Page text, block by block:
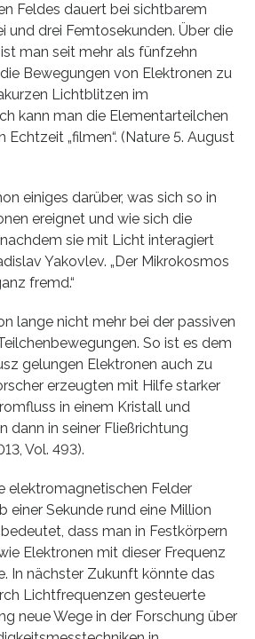
Feldes dauert bei sichtbarem
und drei Femtosekunden. Über die
man seit mehr als fünfzehn
Bewegungen von Elektronen zu
Lichtblitzen im
kann man die Elementarteilchen
„filmen“. (Nature 5. August
einiges darüber, was sich so in
ereignet und wie sich die
sie mit Licht interagiert
Yakovlev. „Der Mikrokosmos
fremd.“
lange nicht mehr bei der passiven
So ist es dem
gelungen Elektronen auch zu
erzeugten mit Hilfe starker
in einem Kristall und
dann in seiner Fließrichtung
Vol. 493).
elektromagnetischen Felder
einer Sekunde rund eine Million
dass man in Festkörpern
Elektronen mit dieser Frequenz
In nächster Zukunft könnte das
Lichtfrequenzen gesteuerte
neue Wege in der Forschung über